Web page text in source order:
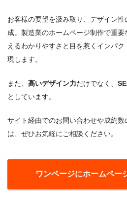
お客様の要望を汲み取り、デザイン
成。製造業のホームページ制作で重
えるわかりやすさと目を惹くインパ
現します。
また、 高いデザイン力だけでなく、
としています。
サイト経由でのお問い合わせや成約
は、ぜひお気軽にご相談ください。
ワンページにホームペー